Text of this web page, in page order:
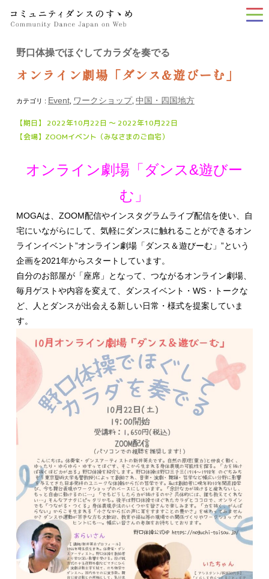
野口体操でほぐしてカラダを奏でる
オンライン劇場「ダンス&遊びーむ」
カテゴリ : Event, ワークショップ 中国・四国地方
【期日】 2022年10月22日 〜 2022年10月22日
【会場】ZOOMイベント（みなさまのご自宅）
オンライン劇場「ダンス&遊びー
む」
MOGAは、ZOOM配信やインスタグラムライブ配信を使い、自
宅にいながらにして、気軽にダンスに触れることができるオン
ラインイベント”オンライン劇場「ダンス＆遊びーむ」”という
企画を2021年からスタートしています。
自分のお部屋が「座席」となって、つながるオンライン劇場、
毎月ゲストや内容を変えて、ダンスイベント・ WS・トークな
ど、人とダンスが出会える新しい日常・様式を提案していま
す。